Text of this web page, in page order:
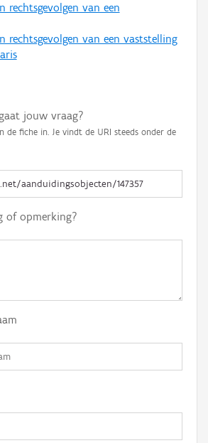
rechtsgevolgen van een
rechtsgevolgen van een vaststelling
jouw vraag?
de fiche in. Je vindt de URI steeds onder de
of opmerking?